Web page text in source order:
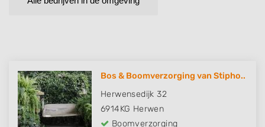
Bos & Boomverzorging van Stipho..
Herwensedijk 32
6914KG Herwen
Boomverzorging